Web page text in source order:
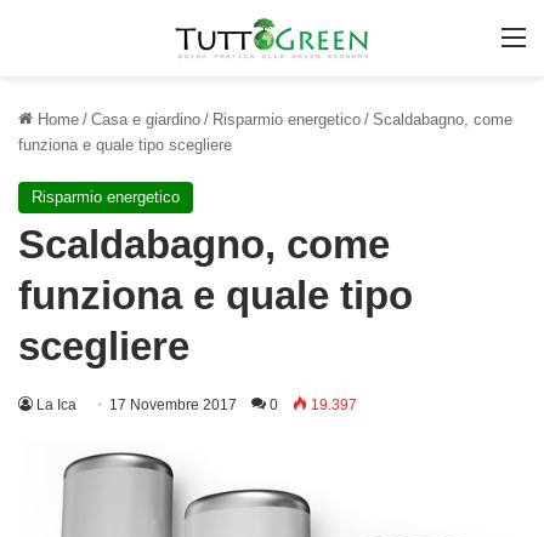
Home / Casa e giardino / Risparmio energetico / Scaldabagno, come
funziona e quale tipo scegliere
Risparmio energetico
Scaldabagno, come
funziona e quale tipo
scegliere
La Ica 17 Novembre 2017 0 19.397